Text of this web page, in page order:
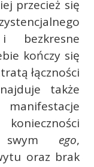
przecież się
i bezkresne
kończy się
łączności
także
swym ego,
oraz brak